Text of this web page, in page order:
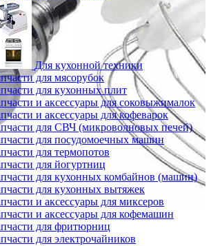
Для кухонной техники
для мясорубок
для кухонных плит
и аксессуары для соковыжималок
и аксессуары для кофеварок
для СВЧ (микроволновых печей)
для посудомоечных машин
для термопотов
для йогуртниц
для кухонных комбайнов (машин)
для кухонных вытяжек
и аксессуары для миксеров
и аксессуары для кофемашин
для фритюрниц
для электрочайников